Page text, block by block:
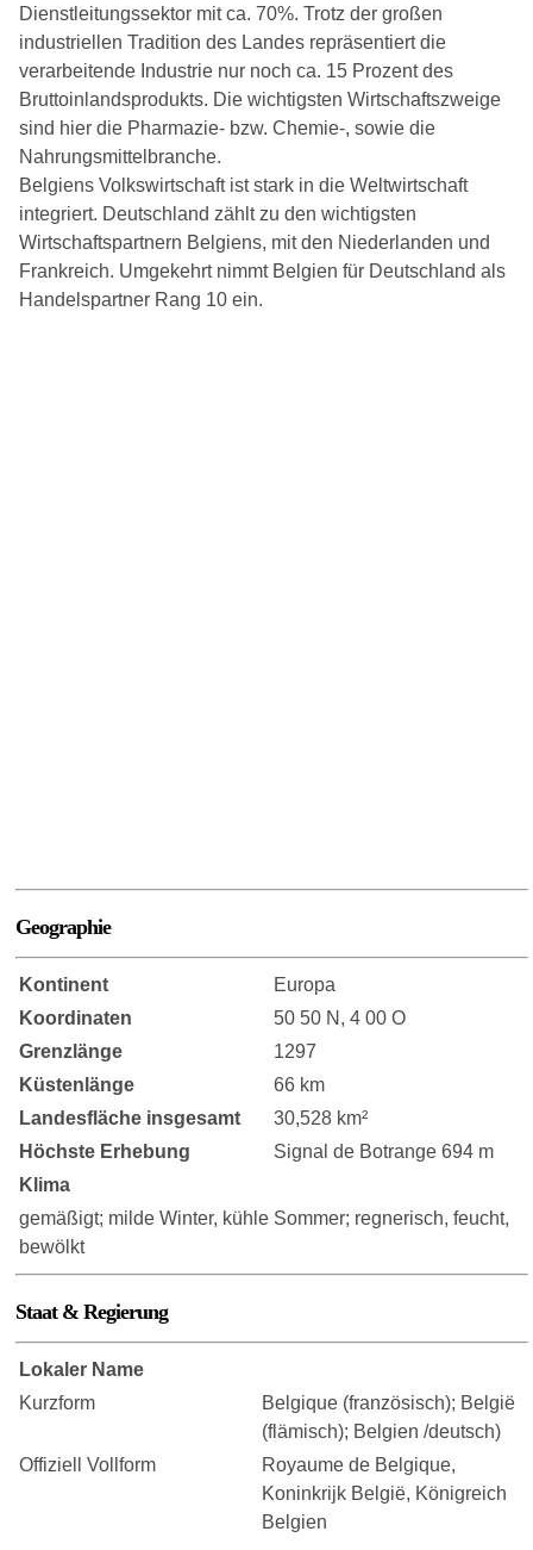
Dienstleitungssektor mit ca. 70%. Trotz der großen
industriellen Tradition des Landes repräsentiert die
verarbeitende Industrie nur noch ca. 15 Prozent des
Bruttoinlandsprodukts. Die wichtigsten Wirtschaftszweige
sind hier die Pharmazie- bzw. Chemie-, sowie die
Nahrungsmittelbranche.
Belgiens Volkswirtschaft ist stark in die Weltwirtschaft
integriert. Deutschland zählt zu den wichtigsten
Wirtschaftspartnern Belgiens, mit den Niederlanden und
Frankreich. Umgekehrt nimmt Belgien für Deutschland als
Handelspartner Rang 10 ein.
Geographie
Kontinent
Europa
Koordinaten
50 50 N, 4 00 O
Grenzlänge
1297
Küstenlänge
66 km
Landesfläche insgesamt
30,528 km²
Höchste Erhebung
Signal de Botrange 694 m
Klima
gemäßigt; milde Winter, kühle Sommer; regnerisch, feucht,
bewölkt
Staat & Regierung
Lokaler Name
Kurzform
Belgique (französisch); België
(flämisch); Belgien /deutsch)
Offiziell Vollform
Royaume de Belgique,
Koninkrijk België, Königreich
Belgien